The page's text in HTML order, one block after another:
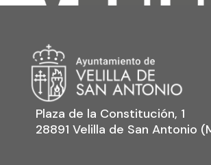
Plaza de la Constitución, 1
28891 Velilla de San Antonio